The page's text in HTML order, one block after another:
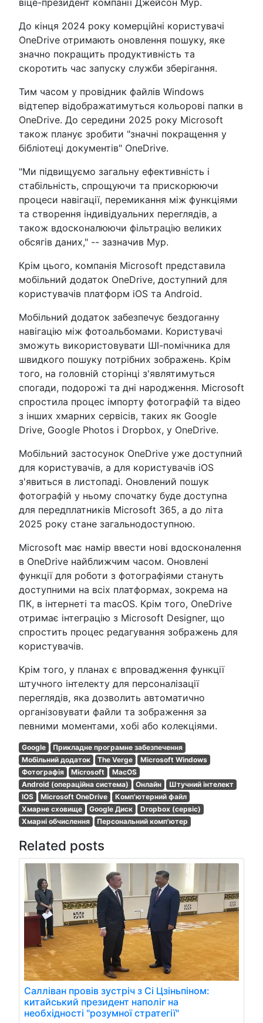
віце-президент компанії Джейсон Мур.
До кінця 2024 року комерційні користувачі
OneDrive отримають оновлення пошуку, яке
значно покращить продуктивність та
скоротить час запуску служби зберігання.
Тим часом у провідник файлів Windows
відтепер відображатимуться кольорові папки в
OneDrive. До середини 2025 року Microsoft
також планує зробити "значні покращення у
бібліотеці документів" OneDrive.
"Ми підвищуємо загальну ефективність і
стабільність, спрощуючи та прискорюючи
процеси навігації, перемикання між функціями
та створення індивідуальних переглядів, а
також вдосконалюючи фільтрацію великих
обсягів даних," -- зазначив Мур.
Крім цього, компанія Microsoft представила
мобільний додаток OneDrive, доступний для
користувачів платформ iOS та Android.
Мобільний додаток забезпечує бездоганну
навігацію між фотоальбомами. Користувачі
зможуть використовувати ШІ-помічника для
швидкого пошуку потрібних зображень. Крім
того, на головній сторінці з'являтимуться
спогади, подорожі та дні народження. Microsoft
спростила процес імпорту фотографій та відео
з інших хмарних сервісів, таких як Google
Drive, Google Photos і Dropbox, у OneDrive.
Мобільний застосунок OneDrive уже доступний
для користувачів, а для користувачів iOS
з'явиться в листопаді. Оновлений пошук
фотографій у ньому спочатку буде доступна
для передплатників Microsoft 365, а до літа
2025 року стане загальнодоступною.
Microsoft має намір ввести нові вдосконалення
в OneDrive найближчим часом. Оновлені
функції для роботи з фотографіями стануть
доступними на всіх платформах, зокрема на
ПК, в інтернеті та macOS. Крім того, OneDrive
отримає інтеграцію з Microsoft Designer, що
спростить процес редагування зображень для
користувачів.
Крім того, у планах є впровадження функції
штучного інтелекту для персоналізації
переглядів, яка дозволить автоматично
організовувати файли та зображення за
певними моментами, хобі або колекціями.
Google
Прикладне програмне забезпечення
Мобільний додаток
The Verge
Microsoft Windows
Фотографія
Microsoft
MacOS
Android (операційна система)
Онлайн
Штучний інтелект
IOS
Microsoft OneDrive
Комп'ютерний файл
Хмарне сховище
Google Диск
Dropbox (сервіс)
Хмарні обчислення
Персональний комп'ютер
Related posts
Салліван провів зустріч з Сі Цзіньпіном:
китайський президент наполіг на
необхідності "розумної стратегії"